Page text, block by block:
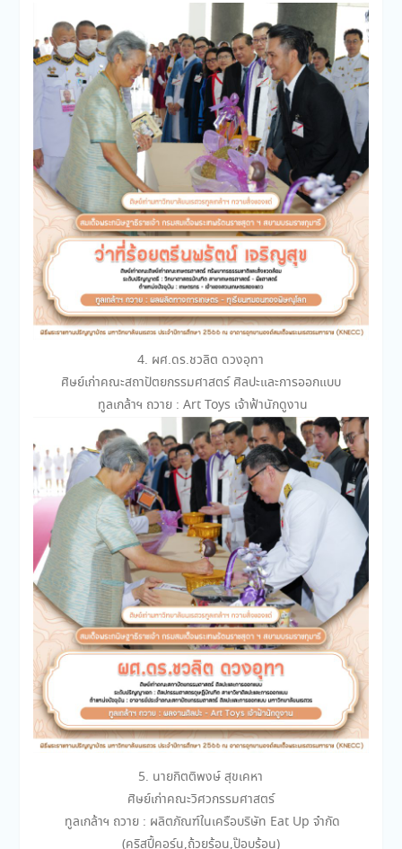
4. ผศ.ดร.ชวลิต ดวงอุทา
ศิษย์เก่าคณะสถาปัตยกรรมศาสตร์ ศิลปะและการออกแบบ
ทูลเกล้าฯ ถวาย : Art Toys เจ้าฟ้านักดูงาน
5. นายกิตติพงษ์ สุขเคหา
ศิษย์เก่าคณะวิศวกรรมศาสตร์
ทูลเกล้าฯ ถวาย : ผลิตภัณฑ์ในเครือบริษัท Eat Up จำกัด
(คริสปี้คอร์น,ถ้วยร้อน,ป๊อบร้อน)